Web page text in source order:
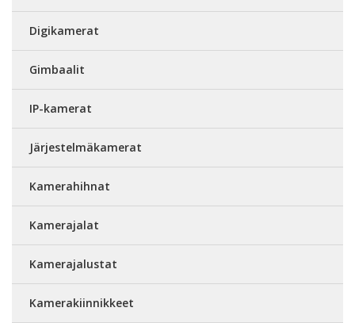
Digikamerat
Gimbaalit
IP-kamerat
Järjestelmäkamerat
Kamerahihnat
Kamerajalat
Kamerajalustat
Kamerakiinnikkeet